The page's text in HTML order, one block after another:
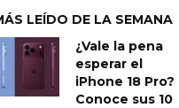
LEÍDO DE LA SEMANA
¿Vale la pena
esperar el
iPhone 18 Pro?
Conoce sus 10